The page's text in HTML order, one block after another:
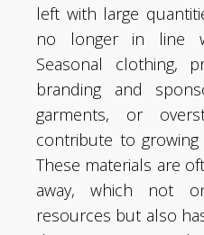
left with large
no longer in line
Seasonal clothing,
branding and
garments, or
contribute to
These materials are
away, which not
resources but also